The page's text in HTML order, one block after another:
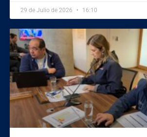
29 de Julio de 2026 16:10